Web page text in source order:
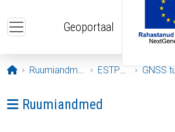
Geoportaal
Avaleht
Ruumiandmed ESTPOS GNSS
Ava menüü: Ruumiandmed
Ruumiandmed